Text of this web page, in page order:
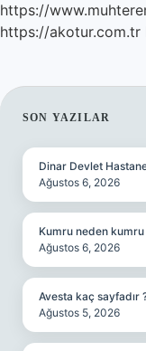
https://
https://akotur.com.tr
SON YAZILAR
Dinar Devlet
Ağustos 6, 2026
Kumru neden kumru
Ağustos 6, 2026
Avesta kaç sayfadır
Ağustos 5, 2026